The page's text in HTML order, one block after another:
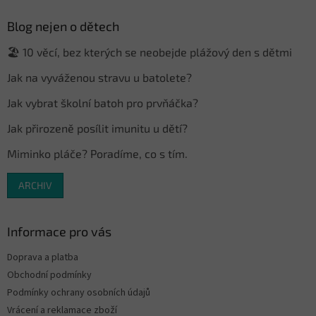
Blog nejen o dětech
🏖️ 10 věcí, bez kterých se neobejde plážový den s dětmi
Jak na vyváženou stravu u batolete?
Jak vybrat školní batoh pro prvňáčka?
Jak přirozeně posílit imunitu u dětí?
Miminko pláče? Poradíme, co s tím.
ARCHIV
Informace pro vás
Doprava a platba
Obchodní podmínky
Podmínky ochrany osobních údajů
Vrácení a reklamace zboží